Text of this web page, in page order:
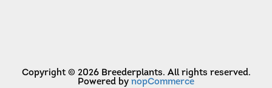
Copyright © 2026 Breederplants. All rights reserved.
Powered by nopCommerce